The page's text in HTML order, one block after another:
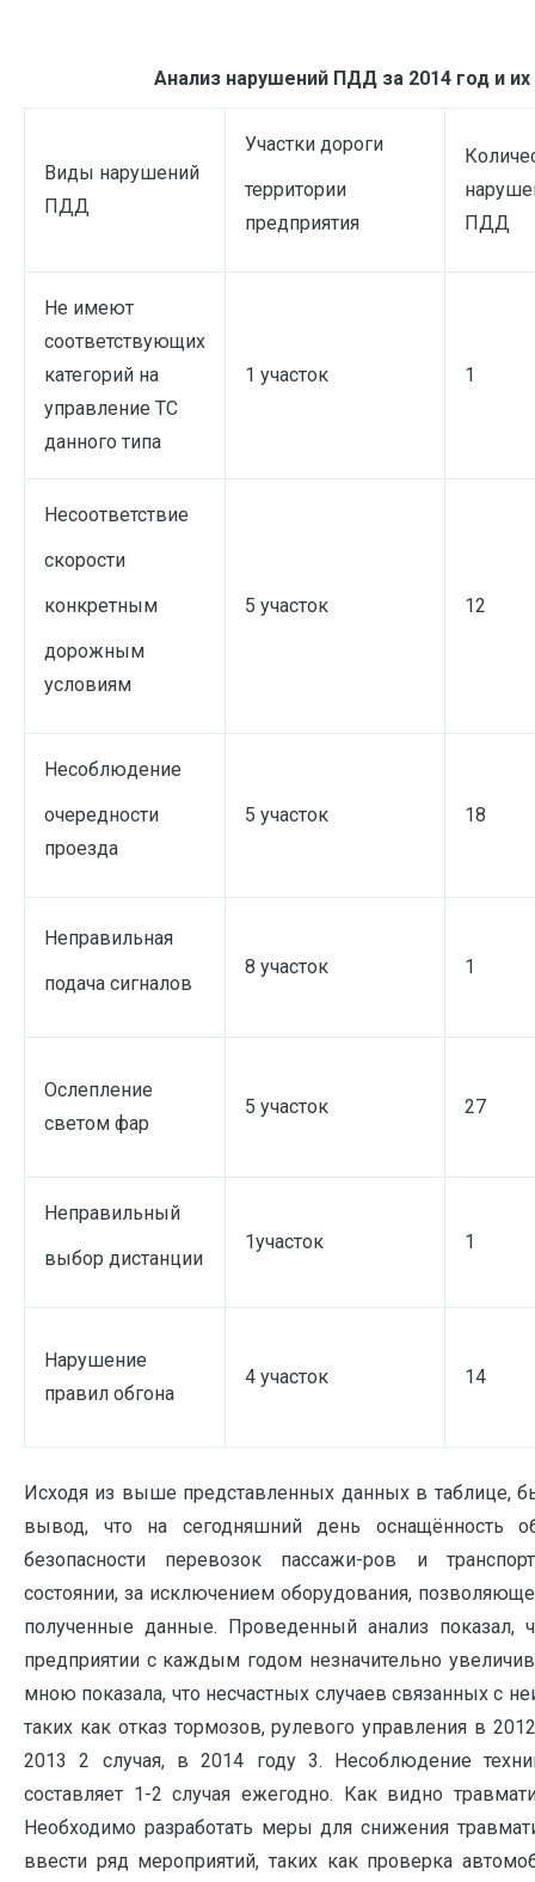
Анализ нарушений ПДД за 2014 год и
Виды нарушений
ПДД
Участки дороги
территории
предприятия
ПДД
Не имеют
соответствующих
категорий на
управление ТС
данного типа
1 участок 1
Несоответствие
скорости
конкретным
дорожным
условиям
5 участок 12
Несоблюдение
очередности
проезда
5 участок 18
Неправильная
подача сигналов
8 участок 1
Ослепление
светом фар
5 участок 27
Неправильный
выбор дистанции
1участок 1
Нарушение
правил обгона
4 участок 14
Исходя из выше представленных данных в таблице,
вывод, что на сегодняшний день оснащённость
безопасности перевозок пассажи-ров и
состоянии, за исключением оборудования,
полученные данные. Проведенный анализ показал,
предприятии с каждым годом незначительно
мною показала, что несчастных случаев связанных с
таких как отказ тормозов, рулевого управления в
2013 2 случая, в 2014 году 3. Несоблюдение
составляет 1-2 случая ежегодно. Как видно
Необходимо разработать меры для снижения
ввести ряд мероприятий, таких как проверка